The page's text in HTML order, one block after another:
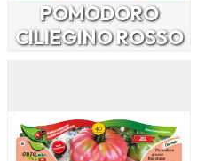
POMODORO
CILIEGINO ROSSO